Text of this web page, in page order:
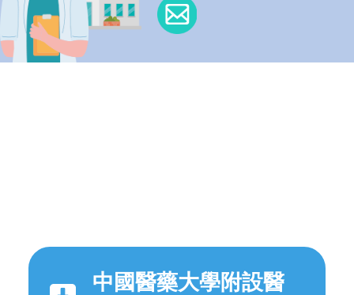
中國醫藥大學附設醫